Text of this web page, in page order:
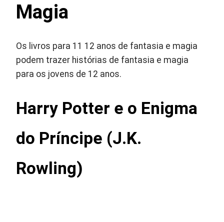
Magia
Os livros para 11 12 anos de fantasia e magia
podem trazer histórias de fantasia e magia
para os jovens de 12 anos.
Harry Potter e o Enigma
do Príncipe (J.K.
Rowling)